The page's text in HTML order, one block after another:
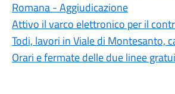
Romana - Aggiudicazione
Attivo il varco elettronico per il
Todi, lavori in Viale di Montesanto,
Orari e fermate delle due linee